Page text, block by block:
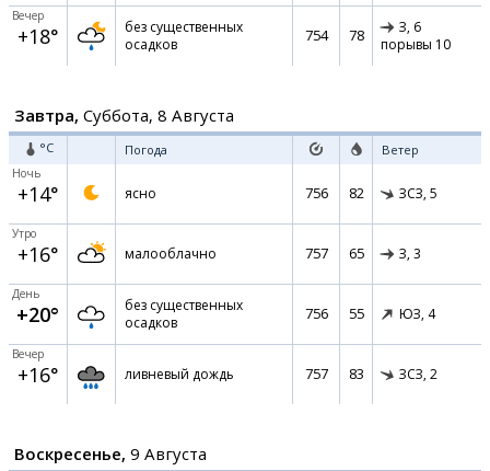
Вечер
+18°
без существенных
осадков
754 78 З, 6
порывы 10
Завтра, Суббота, 8 Августа
°C Погода Ветер
Ночь
+14° ясно 756 82 ЗСЗ, 5
Утро
+16° малооблачно 757 65 З, 3
День
+20°
без существенных
осадков
756 55 ЮЗ, 4
Вечер
+16° ливневый дождь 757 83 ЗСЗ, 2
Воскресенье, 9 Августа